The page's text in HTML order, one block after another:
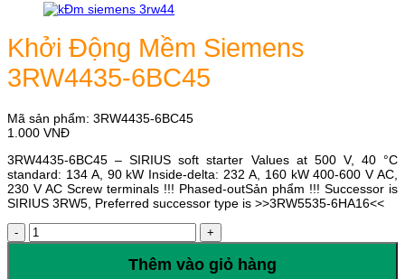
Khởi Động Mềm Siemens
3RW4435-6BC45
Mã sản phẩm: 3RW4435-6BC45
1.000 VNĐ
3RW4435-6BC45 – SIRIUS soft starter Values at 500 V, 40 °C
standard: 134 A, 90 kW Inside-delta: 232 A, 160 kW 400-600 V AC,
230 V AC Screw terminals !!! Phased-outSản phẩm !!! Successor is
SIRIUS 3RW5, Preferred successor type is >>3RW5535-6HA16<<
Khởi
Động
Thêm vào giỏ hàng